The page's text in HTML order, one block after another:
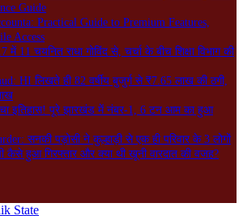
Guide
Practical Guide to Premium Features,
Access
में 11 चयनित राधा गोविंद से, चर्चा के बीच शिक्षा विभाग की
HI लिखते ही 82 वर्षीय बुजुर्ग से ₹7.65 लाख की ठगी,
इतिहास! पूरे झारखंड में नंबर-1, 6 टन आम का हुआ
सनकी पड़ोसी ने कुल्हाड़ी से एक ही परिवार के 3 लोगों
कैसे हुआ गिरफ्तार और क्या थी खूनी वारदात की वजह?